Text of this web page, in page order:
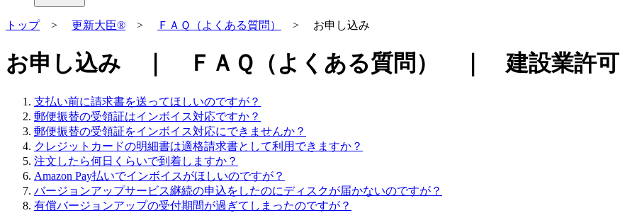
トップ> 更新大臣® > ＦＡＱ（よくある質問） > お申し込み
お申し込み ｜ ＦＡＱ（よくある質問） ｜ 建設業許可
支払い前に請求書を送ってほしいのですが？
郵便振替の受領証はインボイス対応ですか？
郵便振替の受領証をインボイス対応にできませんか？
クレジットカードの明細書は適格請求書として利用できますか？
注文したら何日くらいで到着しますか？
Amazon Pay払いでインボイスがほしいのですが？
バージョンアップサービス継続の申込をしたのにディスクが届かないのですが？
有償バージョンアップの受付期間が過ぎてしまったのですが？